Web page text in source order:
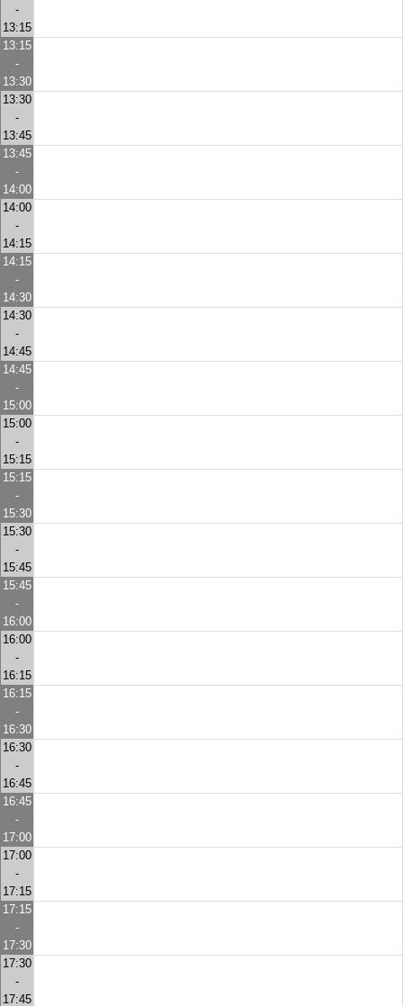
-
13:15
13:15
-
13:30
13:30
-
13:45
13:45
-
14:00
14:00
-
14:15
14:15
-
14:30
14:30
-
14:45
14:45
-
15:00
15:00
-
15:15
15:15
-
15:30
15:30
-
15:45
15:45
-
16:00
16:00
-
16:15
16:15
-
16:30
16:30
-
16:45
16:45
-
17:00
17:00
-
17:15
17:15
-
17:30
17:30
-
17:45